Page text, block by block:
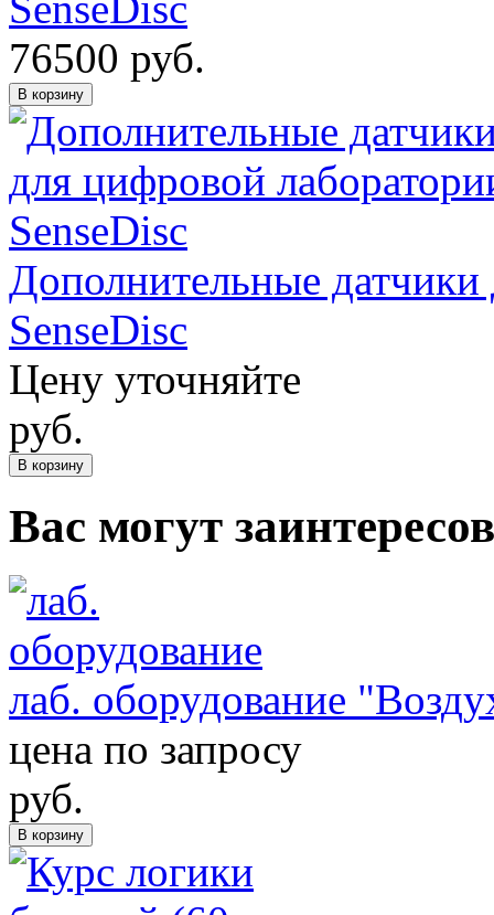
76500 руб.
В корзину
Дополнительные
SenseDisc
Цену уточняйте
руб.
В корзину
Вас могут
лаб. оборудование
цена по запросу
руб.
В корзину